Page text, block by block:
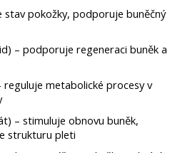
stav pokožky, podporuje buněčný
– podporuje regeneraci buněk a
reguluje metabolické procesy v
– stimuluje obnovu buněk,
strukturu pleti